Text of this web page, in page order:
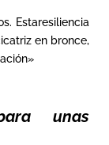
Estaresiliencia
en bronce,
unas